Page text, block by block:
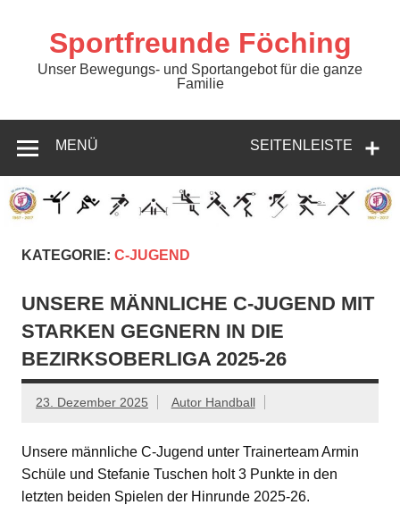
springenSportfreunde Föching
Unser Bewegungs- und Sportangebot für die ganze
Familie
SEITENLEISTE
MENÜ
KATEGORIE: C-JUGEND
UNSERE MÄNNLICHE C-JUGEND MIT
STARKEN GEGNERN IN DIE
BEZIRKSOBERLIGA 2025-26
23. Dezember 2025 Autor Handball
Unsere männliche C-Jugend unter Trainerteam Armin
Schüle und Stefanie Tuschen holt 3 Punkte in den
letzten beiden Spielen der Hinrunde 2025-26.